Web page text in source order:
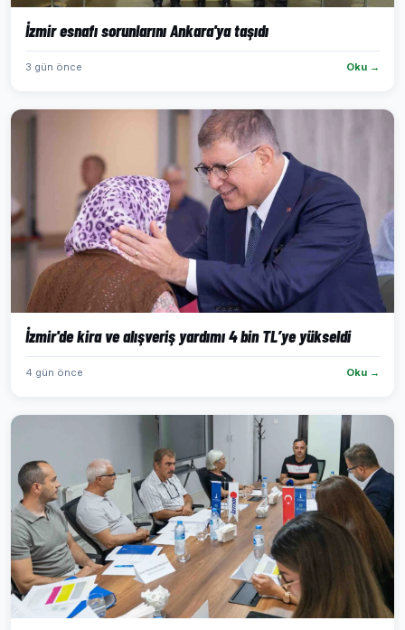
İzmir esnafı sorunlarını Ankara'ya taşıdı
3 gün önce Oku →
İzmir'de kira ve alışveriş yardımı 4 bin TL’ye yükseldi
4 gün önce Oku →